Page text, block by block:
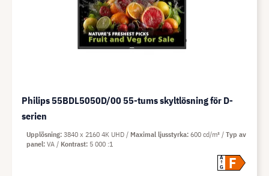
Philips 55BDL5050D/00 55-tums skyltlösning för D-
serien
A
G
F
Upplösning 3840 x 2160 4K UHD Maximal ljusstyrka 600 cd/m²
Typ av
panel VA Kontrast 5 000 :1